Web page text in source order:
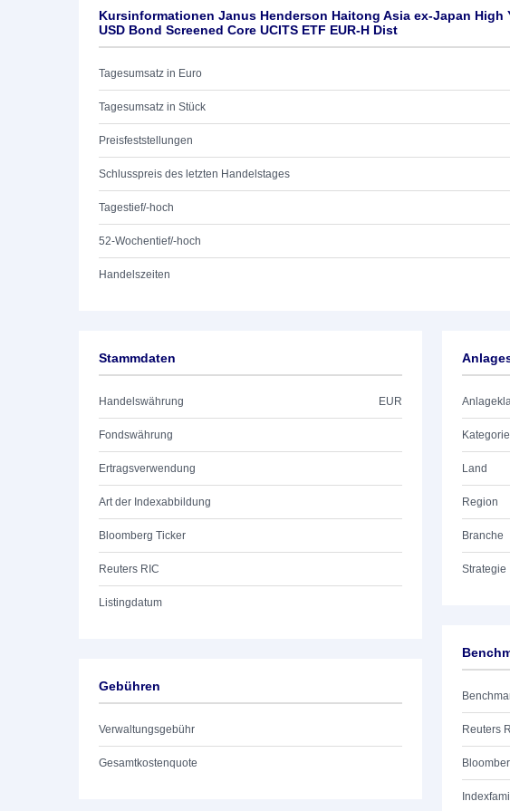
Kursinformationen Janus Henderson Haitong Asia ex-Japan High
USD Bond Screened Core UCITS ETF EUR-H Dist
Tagesumsatz in Euro
Tagesumsatz in Stück
Preisfeststellungen
Schlusspreis des letzten Handelstages
Tagestief/-hoch
52-Wochentief/-hoch
Handelszeiten
Stammdaten
Handelswährung EUR
Fondswährung
Ertragsverwendung
Art der Indexabbildung
Bloomberg Ticker
Reuters RIC
Listingdatum
Gebühren
Verwaltungsgebühr
Gesamtkostenquote
Kategorie
Land
Region
Branche
Strategie
Reuters